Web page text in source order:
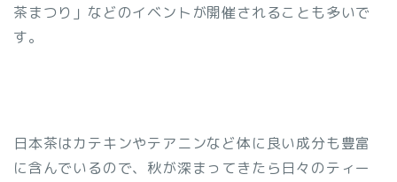
茶まつり」などのイベントが開催されることも多いで
す。
日本茶はカテキンやテアニンなど体に良い成分も豊富
に含んでいるので、秋が深まってきたら日々のティー